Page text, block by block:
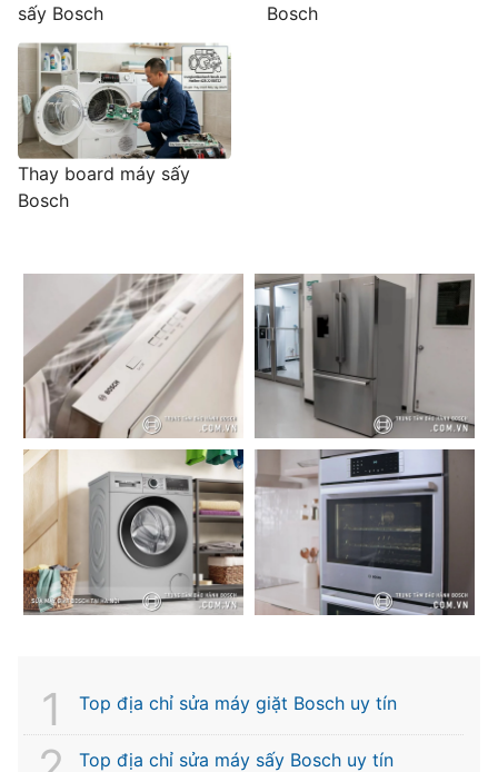
sấy Bosch
Bosch
Thay board máy sấy
Bosch
Top địa chỉ sửa máy giặt Bosch uy tín
Top địa chỉ sửa máy sấy Bosch uy tín